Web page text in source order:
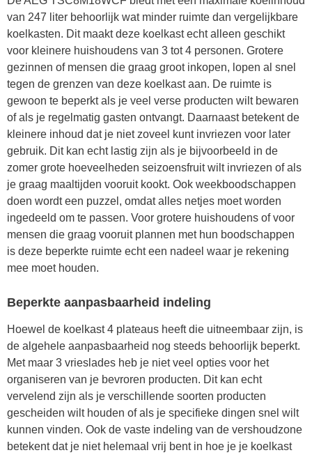
van 247 liter behoorlijk wat minder ruimte dan vergelijkbare
koelkasten. Dit maakt deze koelkast echt alleen geschikt
voor kleinere huishoudens van 3 tot 4 personen. Grotere
gezinnen of mensen die graag groot inkopen, lopen al snel
tegen de grenzen van deze koelkast aan. De ruimte is
gewoon te beperkt als je veel verse producten wilt bewaren
of als je regelmatig gasten ontvangt. Daarnaast betekent de
kleinere inhoud dat je niet zoveel kunt invriezen voor later
gebruik. Dit kan echt lastig zijn als je bijvoorbeeld in de
zomer grote hoeveelheden seizoensfruit wilt invriezen of als
je graag maaltijden vooruit kookt. Ook weekboodschappen
doen wordt een puzzel, omdat alles netjes moet worden
ingedeeld om te passen. Voor grotere huishoudens of voor
mensen die graag vooruit plannen met hun boodschappen
is deze beperkte ruimte echt een nadeel waar je rekening
mee moet houden.
Beperkte aanpasbaarheid indeling
Hoewel de koelkast 4 plateaus heeft die uitneembaar zijn, is
de algehele aanpasbaarheid nog steeds behoorlijk beperkt.
Met maar 3 vrieslades heb je niet veel opties voor het
organiseren van je bevroren producten. Dit kan echt
vervelend zijn als je verschillende soorten producten
gescheiden wilt houden of als je specifieke dingen snel wilt
kunnen vinden. Ook de vaste indeling van de vershoudzone
betekent dat je niet helemaal vrij bent in hoe je je koelkast